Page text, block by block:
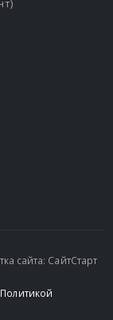
сайта: СайтСтарт
Политикой